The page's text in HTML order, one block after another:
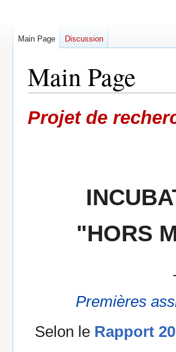
Main Page
Jump
to
Jump
to
Projet de
"HORS
Premières
Selon le Rapport
Main Page Discussion